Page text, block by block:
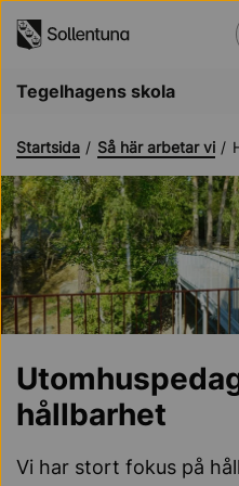
Tegelhagens skola
Startsida Så här arbetar vi
hållbarhet
Vi har stort fokus på